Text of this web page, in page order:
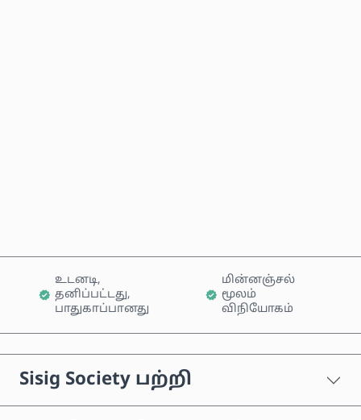
உடனடி,
தனிப்பட்டது,
பாதுகாப்பானது
மின்னஞ்சல்
மூலம்
விநியோகம்
Sisig Society பற்றி